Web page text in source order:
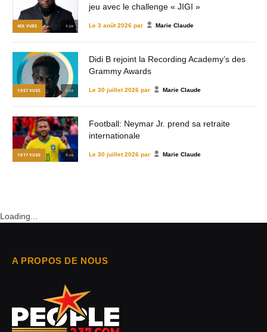
455 VUES © DR
jeu avec le challenge « JIGI »
Le 3 août 2026 par Marie Claude
1 057 VUES © DR
Didi B rejoint la Recording Academy’s des
Grammy Awards
Le 30 juillet 2026 par Marie Claude
1 017 VUES © DR
Football: Neymar Jr. prend sa retraite
internationale
Le 30 juillet 2026 par Marie Claude
Loading...
A PROPOS DE NOUS